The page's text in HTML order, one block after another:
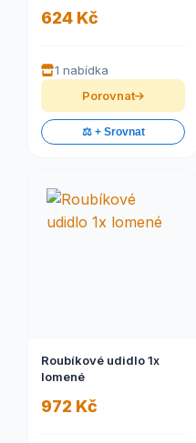
624 Kč
1 nabídka
Porovnat
⚖️ + Srovnat
Roubíkové udidlo 1x
lomené
972 Kč